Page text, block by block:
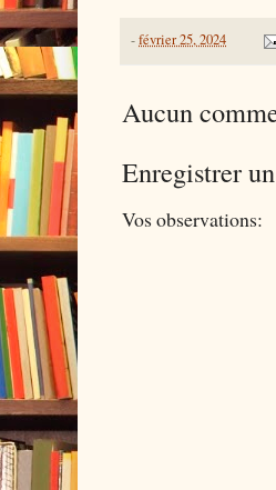
-février 25, 2024
Aucun
Enregistrer
Vos observations: